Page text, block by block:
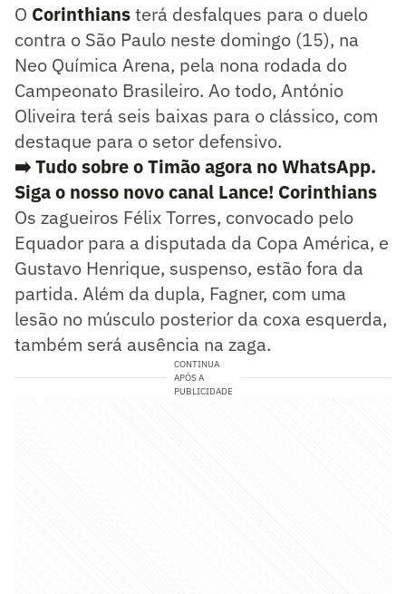
O Corinthiansterá desfalques para o duelo
contra o São Paulo neste domingo (15), na
Neo Química Arena, pela nona rodada do
Campeonato Brasileiro. Ao todo, António
Oliveira terá seis baixas para o clássico, com
destaque para o setor defensivo.
➡️ Tudo sobre o Timão agora no WhatsApp.
Siga o nosso novo canal Lance! Corinthians
Os zagueiros Félix Torres, convocado pelo
Equador para a disputada da Copa América, e
Gustavo Henrique, suspenso, estão fora da
partida. Além da dupla, Fagner, com uma
lesão no músculo posterior da coxa esquerda,
também será ausência na zaga.
CONTINUA
APÓS A
PUBLICIDADE